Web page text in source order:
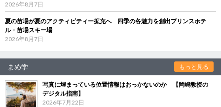
2026年8月7日
夏の苗場が夏のアクティビティー拡充へ 四季の各魅力を創出プリンスホテ
ル・苗場スキー場
2026年8月7日
まめ学 もっと見る
写真に埋まっている位置情報はおっかないのか 【岡嶋教授の
デジタル指南】
2026年7月22日